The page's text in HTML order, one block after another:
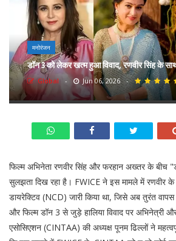
मनोरंजन
डॉन 3 को लेकर खत्म हुआ विवाद, रणवीर सिंह के
Global - Jun 06, 2026 -
फिल्म अभिनेता रणवीर सिंह और फरहान अख्तर के
सुलझता दिख रहा है। FWICE ने इस मामले में रणवीर
डायरेक्टिव (NCD) जारी किया था, जिसे अब तुरंत
और फिल्म डॉन 3 से जुड़े हालिया विवाद पर अभिनेत्री
एसोसिएशन (CINTAA) की अध्यक्ष पूनम ढिल्लों ने